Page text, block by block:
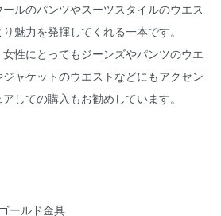
ルのパンツやスーツスタイルのウエス
魅力を発揮してくれる一本です。
性にとってもジーンズやパンツのウエ
ャケットのウエストなどにもアクセン
しての購入もお勧めしています。
ールド金具